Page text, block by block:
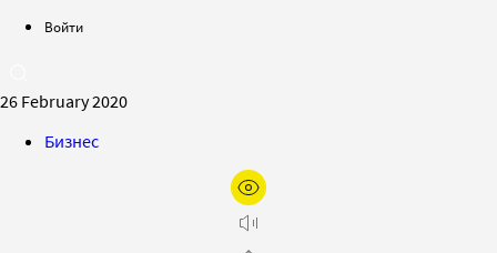
Войти
26 February 2020
Бизнес